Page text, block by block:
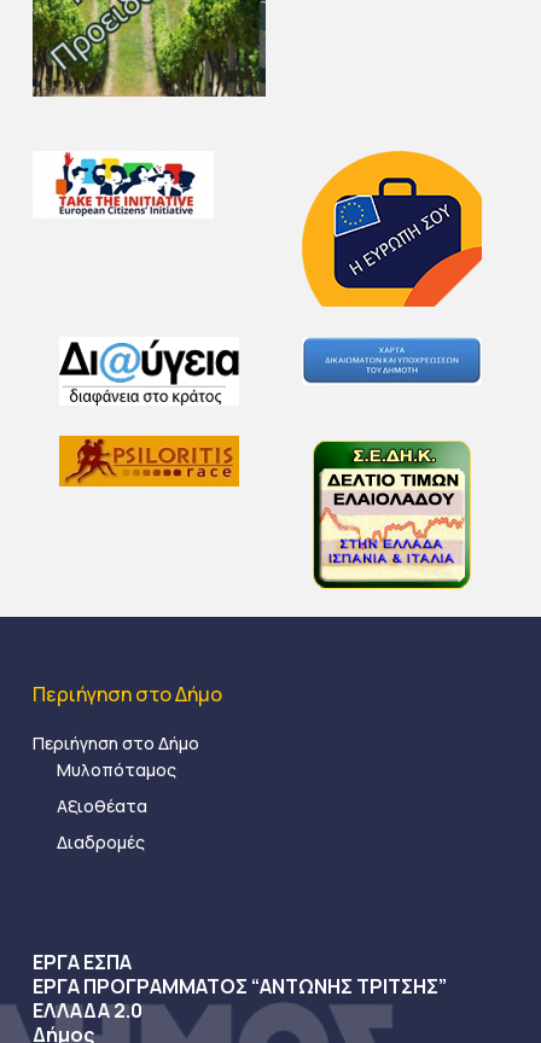
Περιήγηση στο Δήμο
Περιήγηση στο Δήμο
Μυλοπόταμος
Αξιοθέατα
Διαδρομές
ΕΡΓΑ ΕΣΠΑ
ΕΡΓΑ ΠΡΟΓΡΑΜΜΑΤΟΣ “ΑΝΤΩΝΗΣ ΤΡΙΤΣΗΣ”
ΕΛΛΑΔΑ 2.0
Δήμος